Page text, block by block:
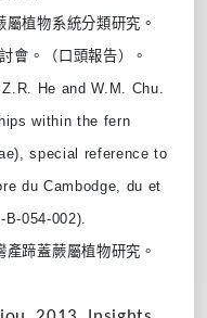
屬植物系統分類研究。
會。（口頭報告）。
He and W.M. Chu.
within the fern
special reference to
du Cambodge, du et
054-002).
產蹄蓋蕨屬植物研究。